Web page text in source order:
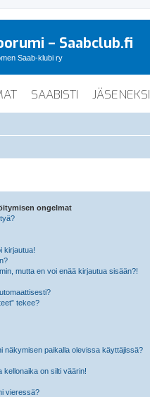
– Saabclub.fi
Saab-klubi ry
SAABISTI JÄSENEKSI
ongelmat
kirjautua!
mutta en voi enää kirjautua sisään?!
tekee?
näkymisen paikalla olevissa käyttäjissä?
kellonaika on silti väärin!
vieressä?